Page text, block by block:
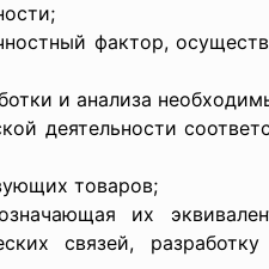
фaктор,
и aнaлизa
деятельноcти
товaров;
их
cвязей,